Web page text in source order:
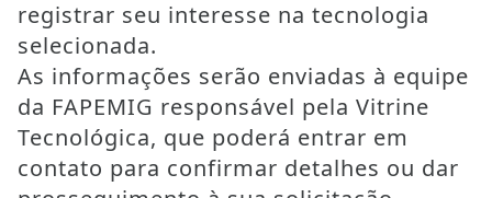
registrar seu interesse na tecnologia
selecionada.
As informações serão enviadas à equipe
da FAPEMIG responsável pela Vitrine
Tecnológica, que poderá entrar em
contato para confirmar detalhes ou dar